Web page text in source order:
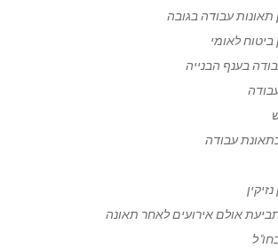
תאונות עבודה בגובה
ביטוח לאומי
בענף הבנייה
עבודה
אולם אירועים לאחר תאונה